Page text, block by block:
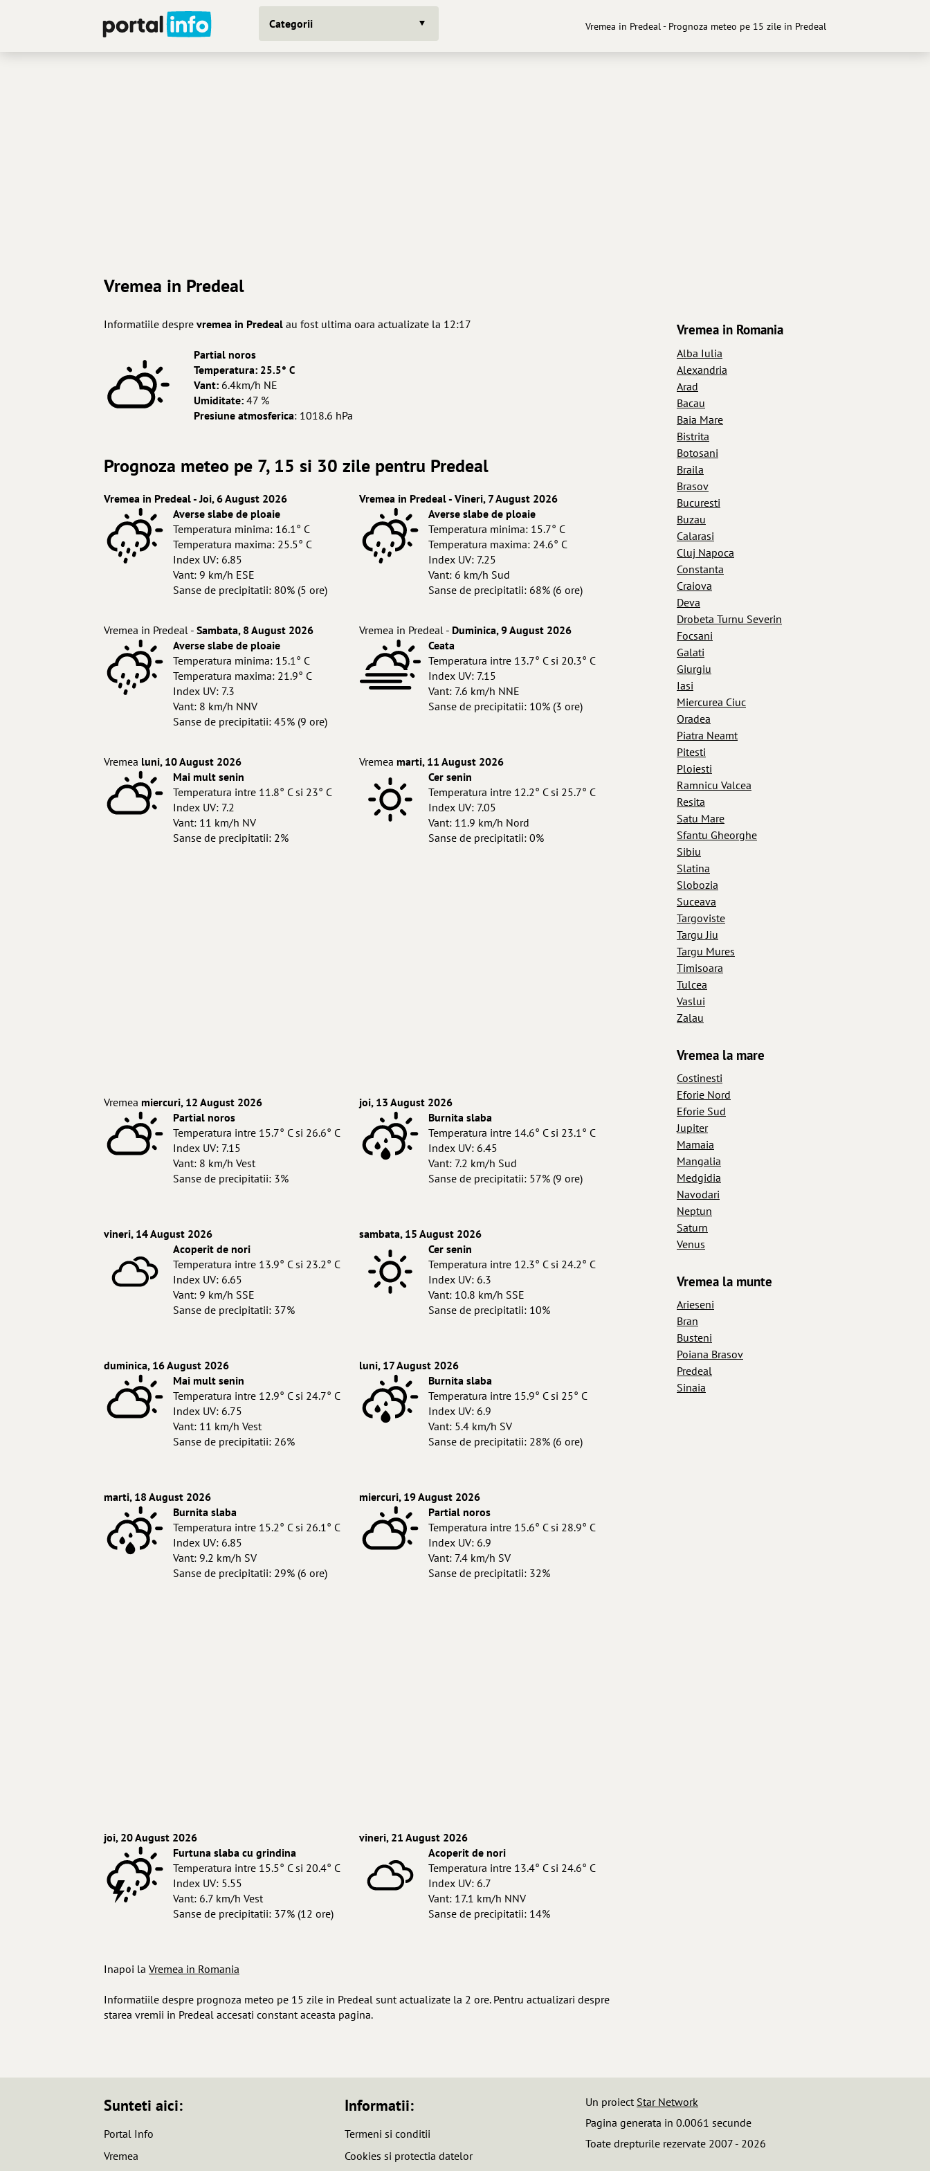
Categorii Vremea in Predeal - Prognoza meteo pe 15 zile in Predeal
Vremea in Predeal
Informatiile despre vremea in Predeal au fost ultima oara actualizate la 12:17
Partial noros
Temperatura: 25.5° C
Vant: 6.4km/h NE
Umiditate: 47 %
Presiune atmosferica: 1018.6 hPa
Prognoza meteo pe 7, 15 si 30 zile pentru Predeal
Vremea in Predeal - Joi, 6 August 2026
Averse slabe de ploaie
Temperatura minima: 16.1° C
Temperatura maxima: 25.5° C
Index UV: 6.85
Vant: 9 km/h ESE
Sanse de precipitatii: 80% (5 ore)
Vremea in Predeal - Vineri, 7 August 2026
Averse slabe de ploaie
Temperatura minima: 15.7° C
Temperatura maxima: 24.6° C
Index UV: 7.25
Vant: 6 km/h Sud
Sanse de precipitatii: 68% (6 ore)
Vremea in Predeal - Sambata, 8 August 2026
Averse slabe de ploaie
Temperatura minima: 15.1° C
Temperatura maxima: 21.9° C
Index UV: 7.3
Vant: 8 km/h NNV
Sanse de precipitatii: 45% (9 ore)
Vremea in Predeal - Duminica, 9 August 2026
Ceata
Temperatura intre 13.7° C si 20.3° C
Index UV: 7.15
Vant: 7.6 km/h NNE
Sanse de precipitatii: 10% (3 ore)
Vremea luni, 10 August 2026
Mai mult senin
Temperatura intre 11.8° C si 23° C
Index UV: 7.2
Vant: 11 km/h NV
Sanse de precipitatii: 2%
Vremea marti, 11 August 2026
Cer senin
Temperatura intre 12.2° C si 25.7° C
Index UV: 7.05
Vant: 11.9 km/h Nord
Sanse de precipitatii: 0%
Vremea miercuri, 12 August 2026
Partial noros
Temperatura intre 15.7° C si 26.6° C
Index UV: 7.15
Vant: 8 km/h Vest
Sanse de precipitatii: 3%
joi, 13 August 2026
Burnita slaba
Temperatura intre 14.6° C si 23.1° C
Index UV: 6.45
Vant: 7.2 km/h Sud
Sanse de precipitatii: 57% (9 ore)
vineri, 14 August 2026
Acoperit de nori
Temperatura intre 13.9° C si 23.2° C
Index UV: 6.65
Vant: 9 km/h SSE
Sanse de precipitatii: 37%
sambata, 15 August 2026
Cer senin
Temperatura intre 12.3° C si 24.2° C
Index UV: 6.3
Vant: 10.8 km/h SSE
Sanse de precipitatii: 10%
duminica, 16 August 2026
Mai mult senin
Temperatura intre 12.9° C si 24.7° C
Index UV: 6.75
Vant: 11 km/h Vest
Sanse de precipitatii: 26%
luni, 17 August 2026
Burnita slaba
Temperatura intre 15.9° C si 25° C
Index UV: 6.9
Vant: 5.4 km/h SV
Sanse de precipitatii: 28% (6 ore)
marti, 18 August 2026
Burnita slaba
Temperatura intre 15.2° C si 26.1° C
Index UV: 6.85
Vant: 9.2 km/h SV
Sanse de precipitatii: 29% (6 ore)
miercuri, 19 August 2026
Partial noros
Temperatura intre 15.6° C si 28.9° C
Index UV: 6.9
Vant: 7.4 km/h SV
Sanse de precipitatii: 32%
joi, 20 August 2026
Furtuna slaba cu grindina
Temperatura intre 15.5° C si 20.4° C
Index UV: 5.55
Vant: 6.7 km/h Vest
Sanse de precipitatii: 37% (12 ore)
vineri, 21 August 2026
Acoperit de nori
Temperatura intre 13.4° C si 24.6° C
Index UV: 6.7
Vant: 17.1 km/h NNV
Sanse de precipitatii: 14%
Inapoi la Vremea in Romania
Informatiile despre prognoza meteo pe 15 zile in Predeal sunt actualizate la 2 ore. Pentru actualizari despre
starea vremii in Predeal accesati constant aceasta pagina.
Vremea in Romania
Alba Iulia
Alexandria
Arad
Bacau
Baia Mare
Bistrita
Botosani
Braila
Brasov
Bucuresti
Buzau
Calarasi
Cluj Napoca
Constanta
Craiova
Deva
Drobeta Turnu Severin
Focsani
Galati
Giurgiu
Iasi
Miercurea Ciuc
Oradea
Piatra Neamt
Pitesti
Ploiesti
Ramnicu Valcea
Resita
Satu Mare
Sfantu Gheorghe
Sibiu
Slatina
Slobozia
Suceava
Targoviste
Targu Jiu
Targu Mures
Timisoara
Tulcea
Vaslui
Zalau
Vremea la mare
Costinesti
Eforie Nord
Eforie Sud
Jupiter
Mamaia
Mangalia
Medgidia
Navodari
Neptun
Saturn
Venus
Vremea la munte
Arieseni
Bran
Busteni
Poiana Brasov
Predeal
Sinaia
Sunteti aici:
Portal Info
Vremea
Informatii:
Termeni si conditii
Cookies si protectia datelor
Un proiect Star Network
Pagina generata in 0.0061 secunde
Toate drepturile rezervate 2007 - 2026